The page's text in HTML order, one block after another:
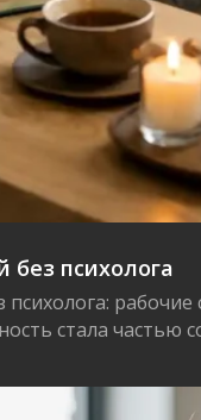
без психолога
психолога:
стала частью